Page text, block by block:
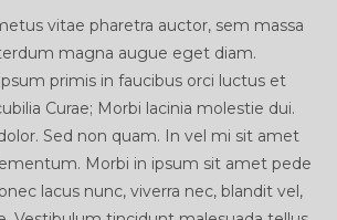
vitae pharetra auctor, sem massa
magna augue eget diam.
primis in faucibus orci luctus et
Curae; Morbi lacinia molestie dui.
Sed non quam. In vel mi sit amet
Morbi in ipsum sit amet pede
lacus nunc, viverra nec, blandit vel,